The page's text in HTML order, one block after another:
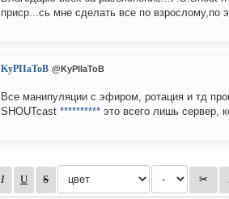
приср...сь мне сделать все по взрослому,по
KyPIIaToB @KyPIIaToB
Все манипуляции с эфиром, ротация и тд
SHOUTcast ********** это всего лишь сервер,